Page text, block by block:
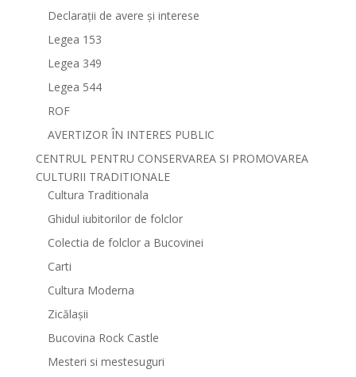
Declarații de avere și interese
Legea 153
Legea 349
Legea 544
ROF
AVERTIZOR ÎN INTERES PUBLIC
CENTRUL PENTRU CONSERVAREA SI PROMOVAREA
CULTURII TRADITIONALE
Cultura Traditionala
Ghidul iubitorilor de folclor
Colectia de folclor a Bucovinei
Carti
Cultura Moderna
Zicălașii
Bucovina Rock Castle
Mesteri si mestesuguri